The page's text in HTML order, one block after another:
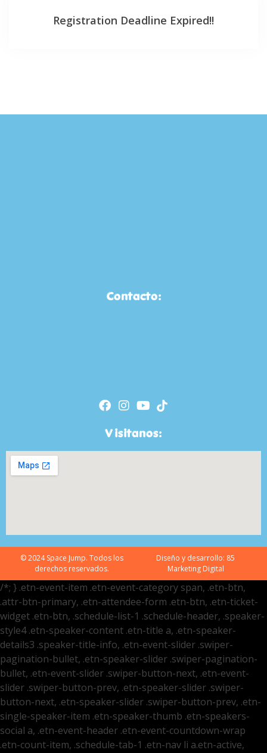
Registration Deadline Expired!!
Contacto:
Visitanos:
© 2024 Space Jump. Todos los
derechos reservados.
Diseño y desarrollo: 85
Marketing Digital
/*; } .etn-event-item .etn-event-category span, .etn-btn,
.attr-btn-primary, .etn-attendee-form .etn-btn, .etn-ticket-
widget .etn-btn, .schedule-list-1 .schedule-header, .speaker-
style4 .etn-speaker-content .etn-title a, .etn-speaker-
details3 .speaker-title-info, .etn-event-slider .swiper-
pagination-bullet, .etn-speaker-slider .swiper-pagination-
bullet, .etn-event-slider .swiper-button-next, .etn-event-
slider .swiper-button-prev, .etn-speaker-slider .swiper-
button-next, .etn-speaker-slider .swiper-button-prev, .etn-
single-speaker-item .etn-speaker-thumb .etn-speakers-
social a, .etn-event-header .etn-event-countdown-wrap
.etn-count-item, .schedule-tab-1 .etn-nav li a.etn-active,